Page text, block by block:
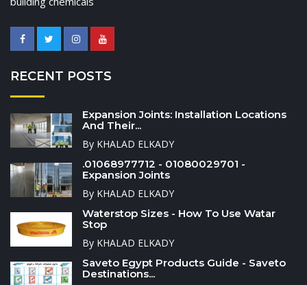
RECENT POSTS
Expansion Joints: Installation Locations
And Their...
By KHALAD ELKADY
.01068977712 - 01080029701 -
Expansion Joints
By KHALAD ELKADY
Waterstop Sizes - How To Use Watar
Stop
By KHALAD ELKADY
Saveto Egypt Products Guide - Saveto
Destinations...